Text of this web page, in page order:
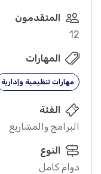
المتقدمون
12
المهارات
مهارات تنظيمية وإدارية
الفئة
البرامج والمشاريع
النوع
دوام كامل